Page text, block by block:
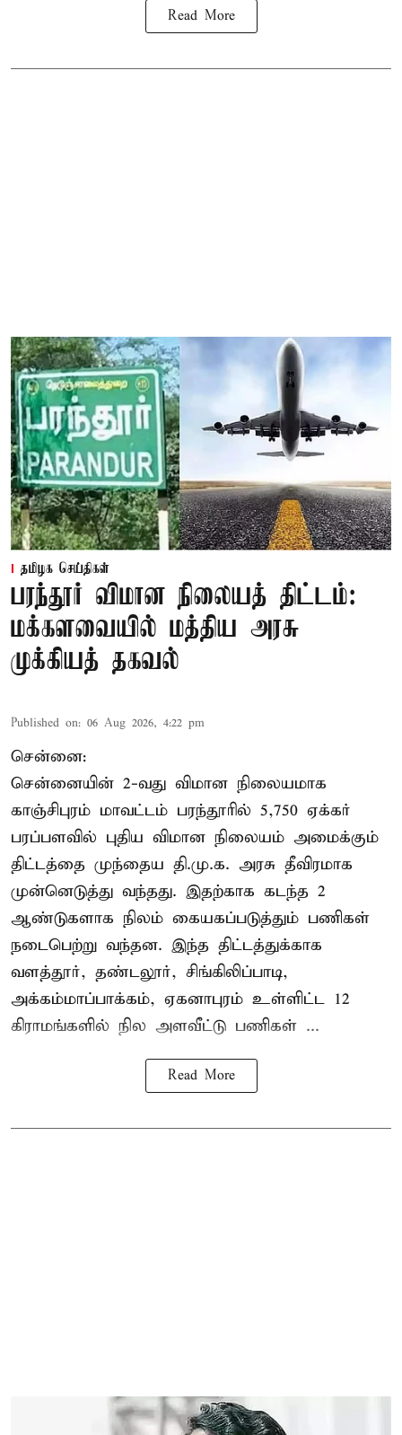
Read More
தமிழக செய்திகள்
பரந்தூர் விமான நிலையத் திட்டம்:
மக்களவையில் மத்திய அரசு
முக்கியத் தகவல்
Published on: 06 Aug 2026, 4:22 pm
சென்னை:
சென்னையின் 2-வது விமான நிலையமாக
காஞ்சிபுரம் மாவட்டம் பரந்தூரில் 5,750 ஏக்கர்
பரப்பளவில் புதிய விமான நிலையம் அமைக்கும்
திட்டத்தை முந்தைய தி.மு.க. அரசு தீவிரமாக
முன்னெடுத்து வந்தது. இதற்காக கடந்த 2
ஆண்டுகளாக நிலம் கையகப்படுத்தும் பணிகள்
நடைபெற்று வந்தன. இந்த திட்டத்துக்காக
வளத்தூர், தண்டலூர், சிங்கிலிப்பாடி,
அக்கம்மாப்பாக்கம், ஏகனாபுரம் உள்ளிட்ட 12
கிராமங்களில் நில அளவீட்டு பணிகள் ...
Read More